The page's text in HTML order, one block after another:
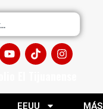
EEUU MÁS